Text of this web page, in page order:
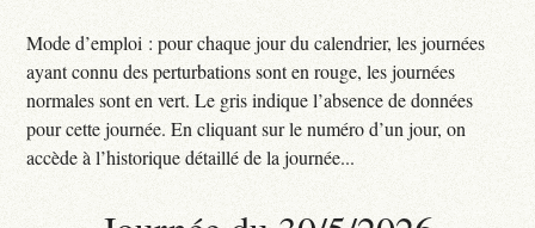
Mode d’emploi : pour chaque jour du calendrier, les journées
ayant connu des perturbations sont en rouge, les journées
normales sont en vert. Le gris indique l’absence de données
pour cette journée. En cliquant sur le numéro d’un jour, on
accède à l’historique détaillé de la journée...